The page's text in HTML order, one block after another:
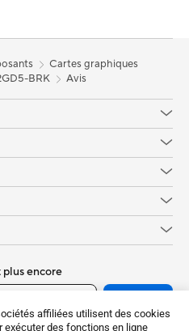
affiliées utilisent des cookies
des fonctions en ligne
Cartes graphiques
BRK Avis
encore